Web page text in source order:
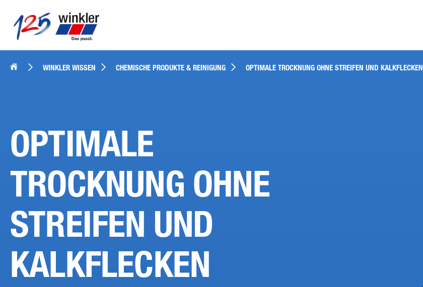
WINKLER WISSEN CHEMISCHE PRODUKTE & REINIGUNG OPTIMALE TROCKNUNG OHNE STREIFEN UND KALKFLECKEN
OPTIMALE
TROCKNUNG OHNE
STREIFEN UND
KALKFLECKEN